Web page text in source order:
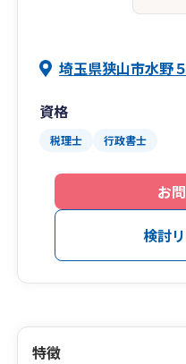
埼玉県狭山市水野
資格
税理士 行政書士
お
検討
特徴